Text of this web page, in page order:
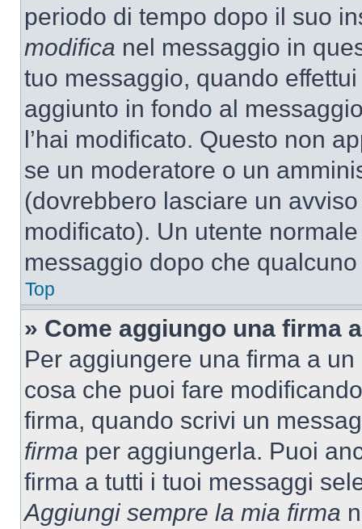
periodo di tempo dopo il suo
modifica nel messaggio in
tuo messaggio, quando
aggiunto in fondo al
l’hai modificato. Questo non
se un moderatore o un
(dovrebbero lasciare un
modificato). Un utente
messaggio dopo che
Top
» Come aggiungo una firma
Per aggiungere una firma a
cosa che puoi fare
firma, quando scrivi un
firma per aggiungerla. Puoi
firma a tutti i tuoi messaggi
Aggiungi sempre la mia firma